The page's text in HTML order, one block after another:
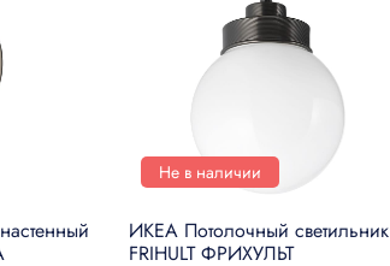
Не в наличии
ИКЕА Потолочный светильник
FRIHULT ФРИХУЛЬТ